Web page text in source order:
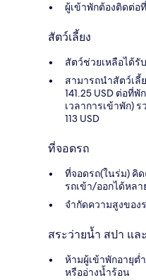
ผู้เข้าพักต้องติดต่อ
สัตว์เลี้ยง
สัตว์ช่วยเหลือได้รั
สามารถนำสัตว์เลี้
141.25 USD ต่อที่
เวลาการเข้าพัก)
113 USD
ที่จอดรถ
ที่จอดรถ(ในร่ม) คิ
รถเข้า/ออกได้หลา
จำกัดความสูงของ
สระว่ายน้ำ สปา แล
ห้ามผู้เข้าพักอายุต่
หรืออ่างน้ำร้อน